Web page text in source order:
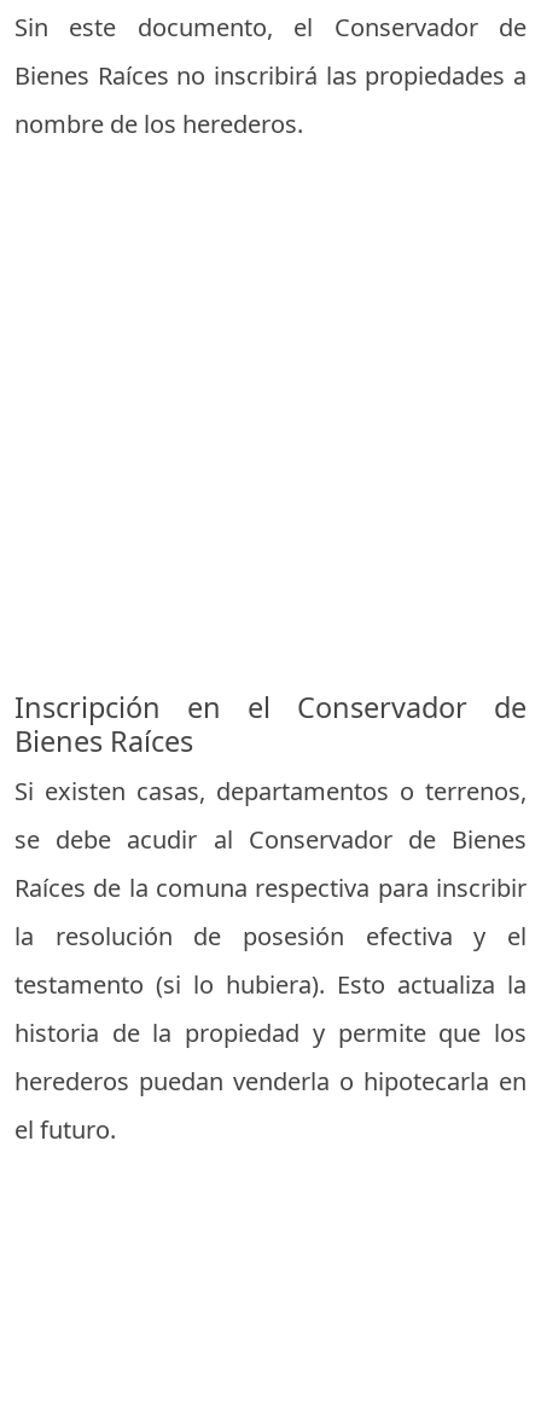
Sin este documento, el Conservador de
Bienes Raíces no inscribirá las propiedades a
nombre de los herederos.
Inscripción en el Conservador de
Bienes Raíces
Si existen casas, departamentos o terrenos,
se debe acudir al Conservador de Bienes
Raíces de la comuna respectiva para inscribir
la resolución de posesión efectiva y el
testamento (si lo hubiera). Esto actualiza la
historia de la propiedad y permite que los
herederos puedan venderla o hipotecarla en
el futuro.